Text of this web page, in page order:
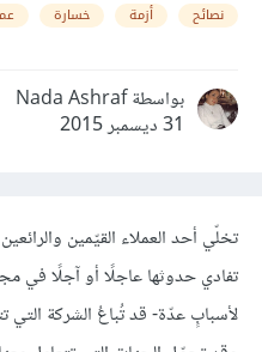
نصائح أزمة خسارة
بواسطة Nada Ashraf
31 ديسمبر 2015
تخلّي أحد العملاء القيّمين
تفادي حدوثها عاجلًا أو آجلًا في
لأسبابٍ عدّة- قد تُباعُ الشركة التي